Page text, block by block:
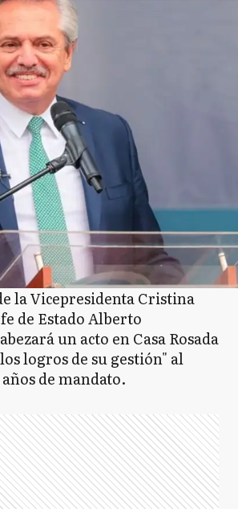
la Vicepresidenta Cristina
de Estado Alberto
un acto en Casa Rosada
logros de su gestión" al
de mandato.